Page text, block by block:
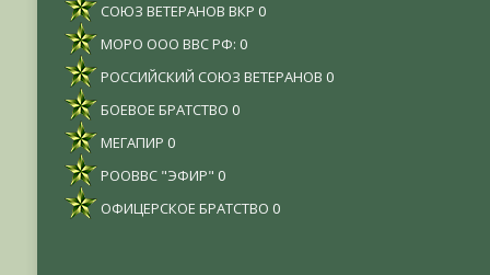
СОЮЗ ВЕТЕРАНОВ ВКР 0
МОРО ООО ВВС РФ: 0
РОССИЙСКИЙ СОЮЗ ВЕТЕРАНОВ 0
БОЕВОЕ БРАТСТВО 0
МЕГАПИР 0
РООВВС "ЭФИР" 0
ОФИЦЕРСКОЕ БРАТСТВО 0